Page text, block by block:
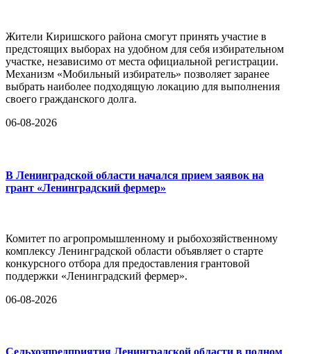
Жители Киришского района смогут принять участие в
предстоящих выборах на удобном для себя избирательном
участке, независимо от места официальной регистрации.
Механизм «Мобильный избиратель» позволяет заранее
выбрать наиболее подходящую локацию для выполнения
своего гражданского долга.
06-08-2026
В Ленинградской области начался прием заявок на
грант «Ленинградский фермер»
Комитет по агропромышленному и рыбохозяйственному
комплексу Ленинградской области объявляет о старте
конкурсного отбора для предоставления грантовой
поддержки «Ленинградский фермер».
06-08-2026
Сельхозпредприятия Ленинградской области в полном